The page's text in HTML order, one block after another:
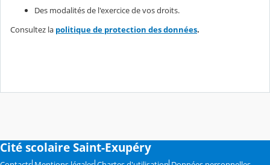
Des modalités de l'exercice de vos droits.
Consultez la politique de protection des données.
Cité scolaire Saint-Exupéry